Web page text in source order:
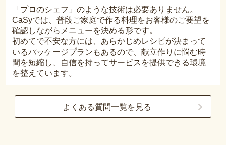
「プロのシェフ」のような技術は必要ありません。
CaSyでは、普段ご家庭で作る料理をお客様のご要望を
確認しながらメニューを決める形です。
初めてで不安な方には、あらかじめレシピが決まって
いるパッケージプランもあるので、献立作りに悩む時
間を短縮し、自信を持ってサービスを提供できる環境
を整えています。
よくある質問一覧を見る